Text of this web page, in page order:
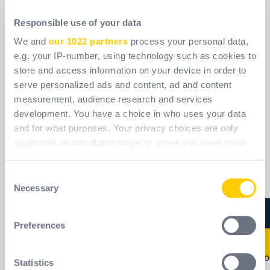
Responsible use of your data
We and our 1022 partners process your personal data,
e.g. your IP-number, using technology such as cookies to
store and access information on your device in order to
serve personalized ads and content, ad and content
measurement, audience research and services
development. You have a choice in who uses your data
and for what purposes. Your privacy choices are only
applicable on this digital property where you have made
the Privacy trigger icon.
Collect information about your geographical
meters
Selection
Necessary
Preferences
Statistics
ALASKA2
Ref. ALASPAPV02
ALPINO S3S SR
Ref.
ALPIS3S01
Új a